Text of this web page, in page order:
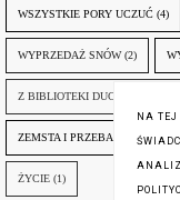
WSZYSTKIE PORY UCZUĆ (4)
WYPRZEDAŻ SNÓW (2)
Z BIBLIOTEKI DUCHA GÓR
ZEMSTA I PRZEBACZENIE (6)
ŻYCIE (1)
NA TEJ